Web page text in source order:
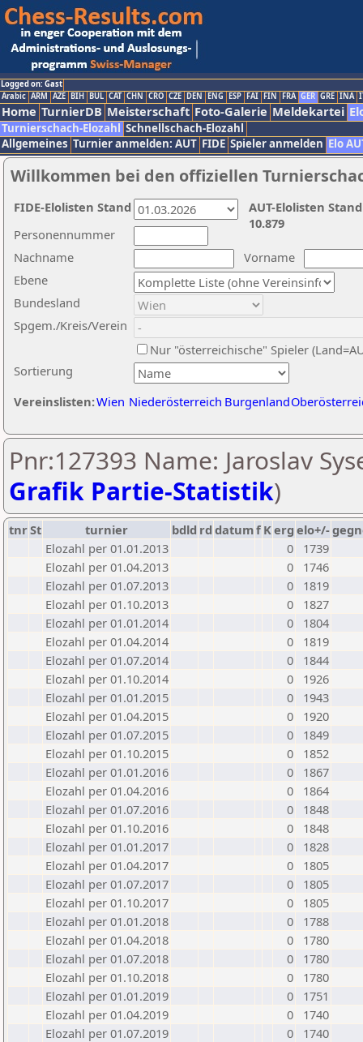
Logged on: Gast
Arabic ARM AZE BIH BUL CAT CHN CRO CZE DEN ENG ESP FAI FIN FRA GER GRE INA
Home TurnierDB Meisterschaft Foto-Galerie Meldekartei
Turnierschach-Elozahl Schnellschach-Elozahl
Allgemeines Turnier anmelden: AUT FIDE Spieler anmelden Elo
Willkommen bei den offiziellen
Nachname
Vorname
Ebene
Sortierung
Personennummer
Bundesland
Spgem./Kreis/Verein
Nur "österreichische" Spieler
Vereinslisten:Wien Niederösterreich Burgenland
AUT-Elolisten
10.879
FIDE-Elolisten Stand
Pnr:127393 Name: Jaroslav
Grafik Partie-Statistik)
tnrSt turnier bdld rd datumf Kerg elo+/-
Elozahl per 01.01.2013
0
1739
Elozahl per 01.04.2013
0
1746
Elozahl per 01.07.2013
0
1819
Elozahl per 01.10.2013
0
1827
Elozahl per 01.01.2014
0
1804
Elozahl per 01.04.2014
0
1819
Elozahl per 01.07.2014
0
1844
Elozahl per 01.10.2014
0
1926
Elozahl per 01.01.2015
0
1943
Elozahl per 01.04.2015
0
1920
Elozahl per 01.07.2015
0
1849
Elozahl per 01.10.2015
0
1852
Elozahl per 01.01.2016
0
1867
Elozahl per 01.04.2016
0
1864
Elozahl per 01.07.2016
0
1848
Elozahl per 01.10.2016
0
1848
Elozahl per 01.01.2017
0
1828
Elozahl per 01.04.2017
0
1805
Elozahl per 01.07.2017
0
1805
Elozahl per 01.10.2017
0
1805
Elozahl per 01.01.2018
0
1788
Elozahl per 01.04.2018
0
1780
Elozahl per 01.07.2018
0
1780
Elozahl per 01.10.2018
0
1780
Elozahl per 01.01.2019
0
1751
Elozahl per 01.04.2019
0
1740
Elozahl per 01.07.2019
0
1740